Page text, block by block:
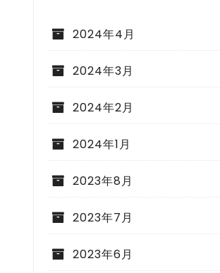
2024年4月
2024年3月
2024年2月
2024年1月
2023年8月
2023年7月
2023年6月